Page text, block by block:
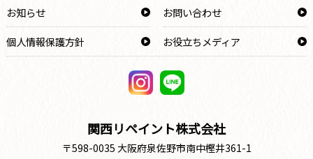
お知らせ
お問い合わせ
個人情報保護方針
お役立ちメディア
関西リペイント株式会社
〒598-0035 大阪府泉佐野市南中樫井361-1